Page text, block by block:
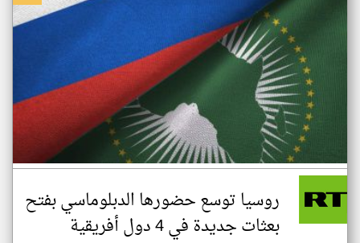
روسيا توسع حضورها الدبلوماسي بفتح
بعثات جديدة في 4 دول أفريقية